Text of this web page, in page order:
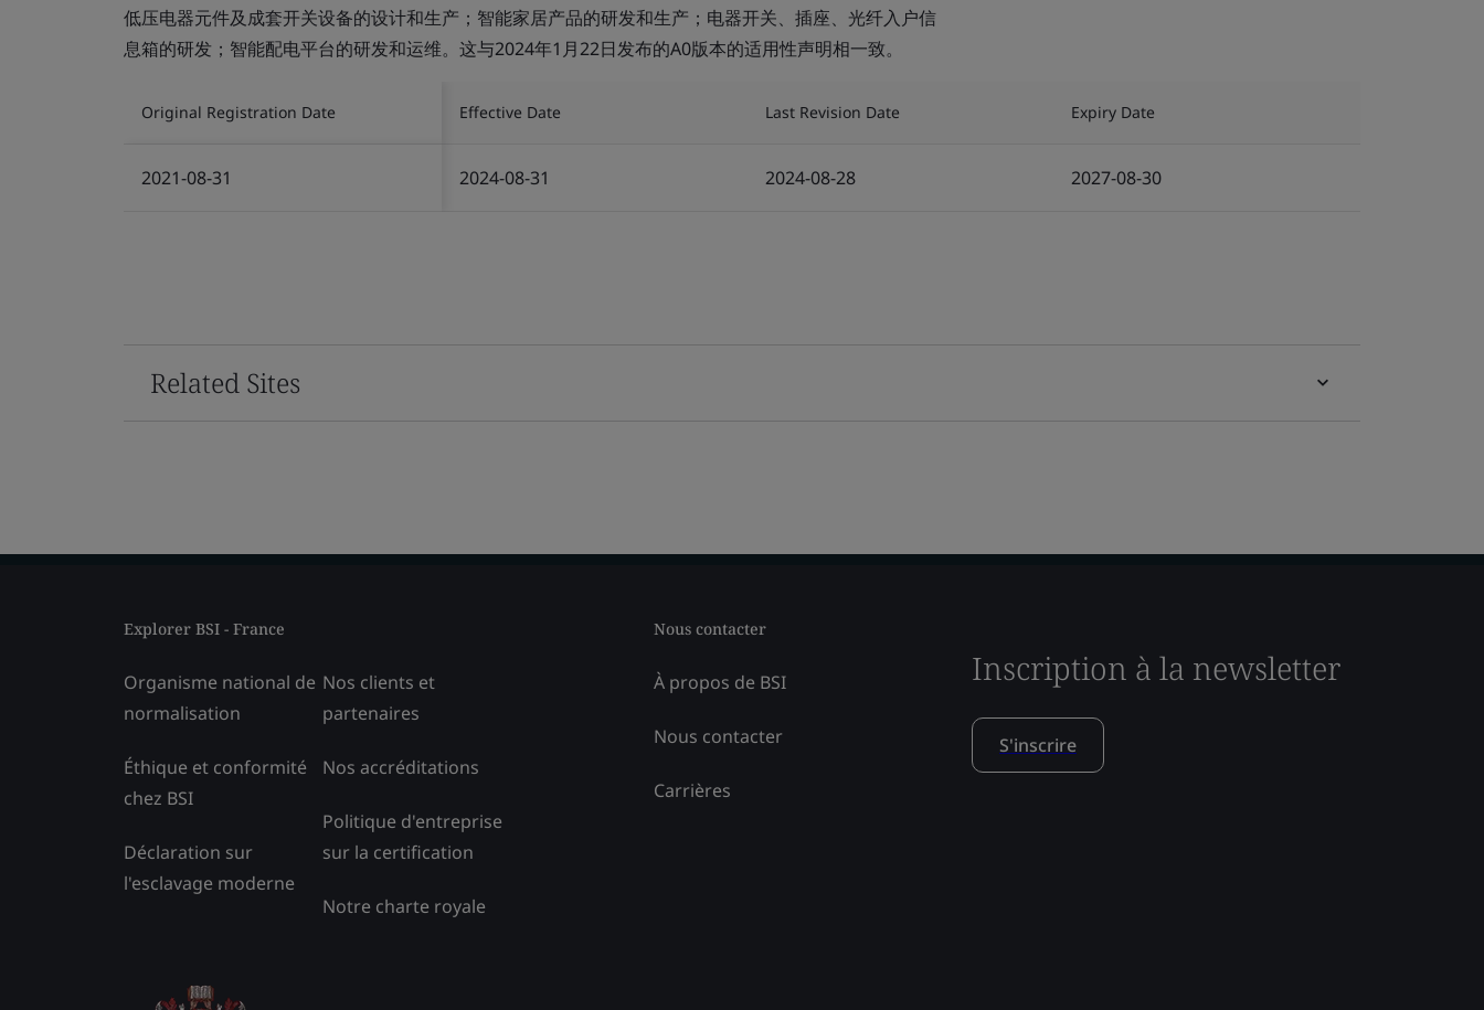
低压电器元件及成套开关设备的设计和生产；智能家居产品的研发和生产；电器开关、插座、光纤入户信
息箱的研发；智能配电平台的研发和运维。这与2024年1月22日发布的A0版本的适用性声明相一致。
Original Registration Date Effective Date Last Revision Date Expiry Date
2021-08-31 2024-08-31 2024-08-28 2027-08-30
Related Sites
Explorer BSI - France
Organisme national de
normalisation
Éthique et conformité
chez BSI
Déclaration sur
l'esclavage moderne
Nos clients et
partenaires
Nos accréditations
Politique d'entreprise
sur la certification
Notre charte royale
Nous contacter
À propos de BSI
Nous contacter
Carrières
Inscription à la newsletter
S'inscrire